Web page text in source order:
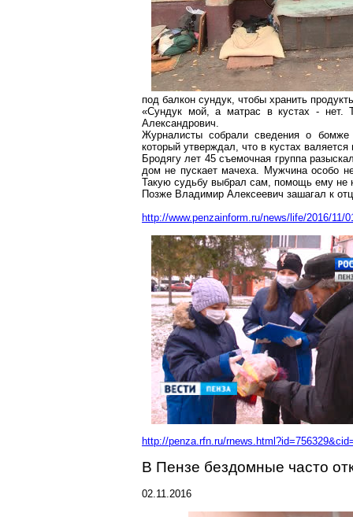
под балкон сундук, чтобы хранить
«Сундук мой, а матрас в кустах -
Александрович.
Журналисты собрали сведения о бомже
который утверждал, что в кустах
Бродягу лет 45 съемочная группа
дом не пускает мачеха. Мужчина особо
Такую судьбу выбрал сам, помощь ему не
Позже Владимир Алексеевич зашагал к
http://www.penzainform.ru/news/life/2016/
http://penza.rfn.ru/
В Пензе бездомные часто
02.11.2016